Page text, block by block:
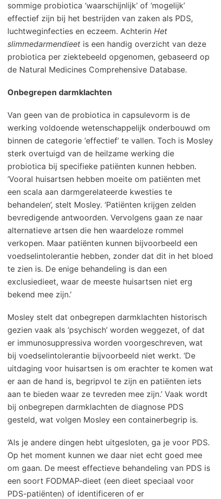
sommige probiotica ‘waarschijnlijk’ of ‘mogelijk’
effectief zijn bij het bestrijden van zaken als PDS,
luchtweginfecties en eczeem. Achterin Het
slimmedarmendieet is een handig overzicht van deze
probiotica per ziektebeeld opgenomen, gebaseerd op
de Natural Medicines Comprehensive Database.
Onbegrepen darmklachten
Van geen van de probiotica in capsulevorm is de
werking voldoende wetenschappelijk onderbouwd om
binnen de categorie ‘effectief’ te vallen. Toch is Mosley
sterk overtuigd van de heilzame werking die
probiotica bij specifieke patiënten kunnen hebben.
‘Vooral huisartsen hebben moeite om patiënten met
een scala aan darmgerelateerde kwesties te
behandelen’, stelt Mosley. ‘Patiënten krijgen zelden
bevredigende antwoorden. Vervolgens gaan ze naar
alternatieve artsen die hen waardeloze rommel
verkopen. Maar patiënten kunnen bijvoorbeeld een
voedselintolerantie hebben, zonder dat dit in het bloed
te zien is. De enige behandeling is dan een
exclusiedieet, waar de meeste huisartsen niet erg
bekend mee zijn.’
Mosley stelt dat onbegrepen darmklachten historisch
gezien vaak als ‘psychisch’ worden weggezet, of dat
er immunosuppressiva worden voorgeschreven, wat
bij voedselintolerantie bijvoorbeeld niet werkt. ‘De
uitdaging voor huisartsen is om erachter te komen wat
er aan de hand is, begripvol te zijn en patiënten iets
aan te bieden waar ze tevreden mee zijn.’ Vaak wordt
bij onbegrepen darmklachten de diagnose PDS
gesteld, wat volgen Mosley een containerbegrip is.
‘Als je andere dingen hebt uitgesloten, ga je voor PDS.
Op het moment kunnen we daar niet echt goed mee
om gaan. De meest effectieve behandeling van PDS is
een soort FODMAP-dieet (een dieet speciaal voor
PDS-patiënten) of identificeren of er